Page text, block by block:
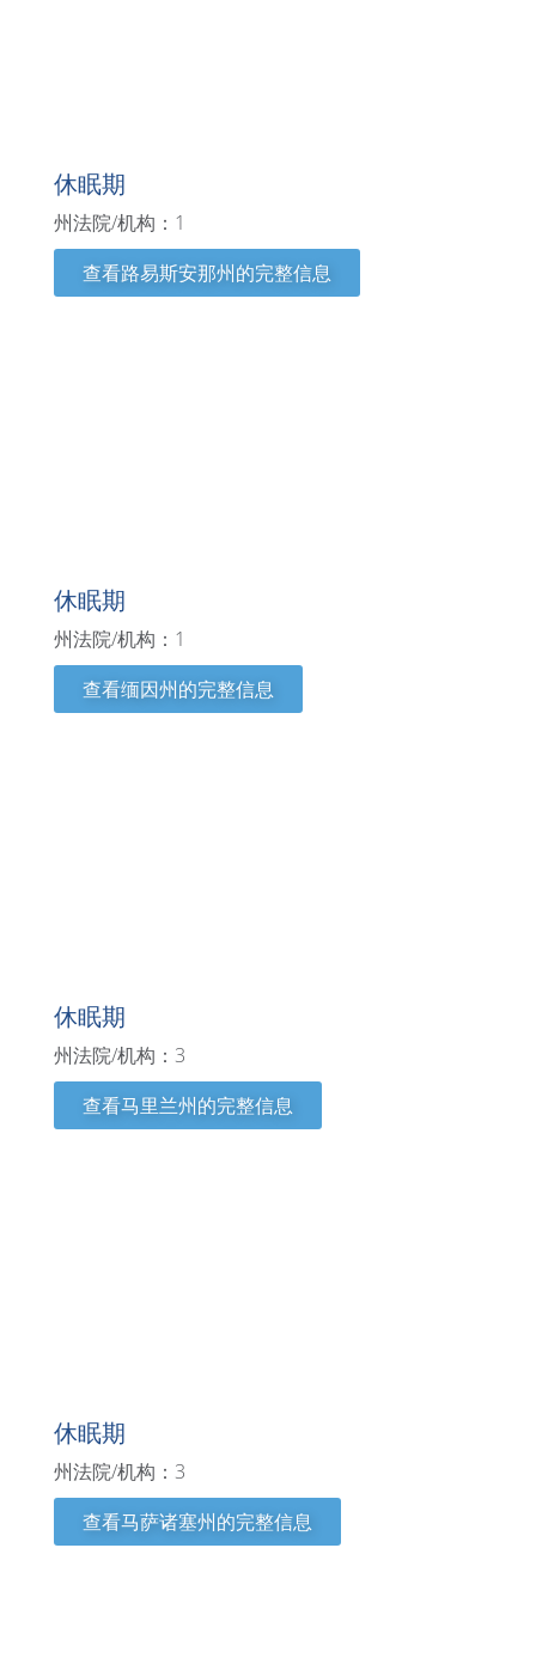
休眠期
州法院/机构：1
查看路易斯安那州的完整信息
休眠期
州法院/机构：1
查看缅因州的完整信息
休眠期
州法院/机构：3
查看马里兰州的完整信息
休眠期
州法院/机构：3
查看马萨诸塞州的完整信息